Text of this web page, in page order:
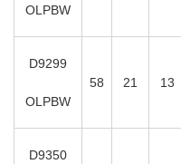
OLPBW
D9299
OLPBW
58 21 13
D9350